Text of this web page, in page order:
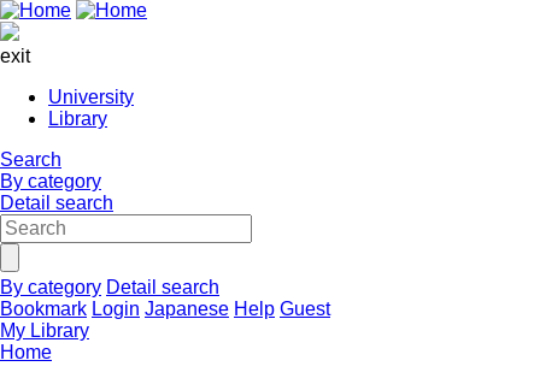
exit
University
Library
Search
By category
Detail search
By category Detail search
Bookmark Login Japanese Help Guest
My Library
Home